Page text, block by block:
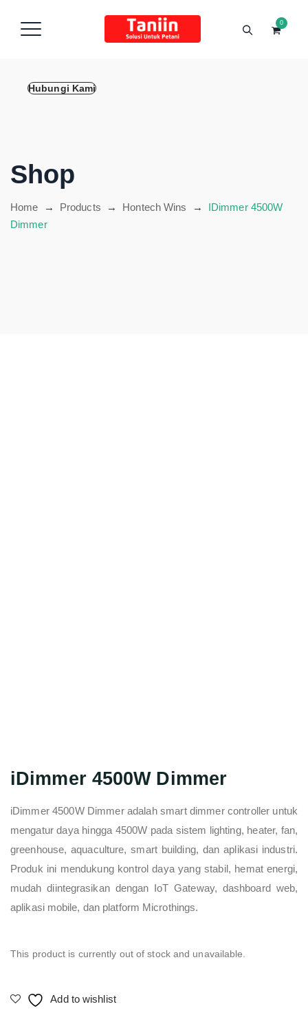
Hubungi Kami
0
Shop
Home → Products → Hontech Wins → IDimmer 4500W
Dimmer
iDimmer 4500W Dimmer
iDimmer 4500W Dimmer adalah smart dimmer controller untuk
mengatur daya hingga 4500W pada sistem lighting, heater, fan,
greenhouse, aquaculture, smart building, dan aplikasi industri.
Produk ini mendukung kontrol daya yang stabil, hemat energi,
mudah diintegrasikan dengan IoT Gateway, dashboard web,
aplikasi mobile, dan platform Microthings.
This product is currently out of stock and unavailable.
Add to wishlist